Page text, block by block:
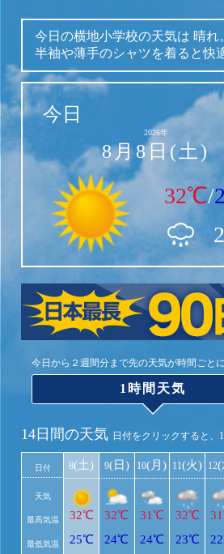
今日の横地小学校の天気は 晴れ
半袖や薄手のシャツを着ると快
今日
2026年
8月8日(土)
32℃/
今日から２週間分まで先の天気が時間ごと
1時間天気
14日間の天気 日付をクリックすると、
日付
天気
最高気温
最低気温
8(土)
32℃
25℃
9(日)
32℃
24℃
10(月)
31℃
24℃
11(火)
32℃
23℃
12(